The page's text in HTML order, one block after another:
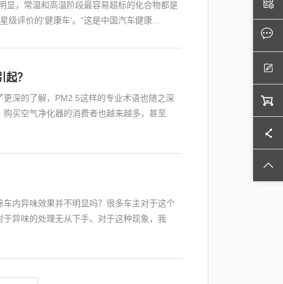
显，常温和高温阶段最容易超标的化合物都是
评价的‘健康车’。”这是中国汽车健康…
？
深的了解，PM2.5这样的专业术语也随之深
买空气净化器的消费者也越来越多，甚至
内异味效果并不明显吗？很多车主对于这个
异味的处理无从下手。对于这种现象，我